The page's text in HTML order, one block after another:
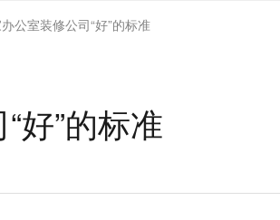
公室装修公司“好”的标准
好”的标准